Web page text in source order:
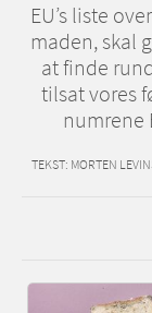
EU’s liste
maden, skal
at finde
tilsat vores
numrene
TEKST: MORTEN